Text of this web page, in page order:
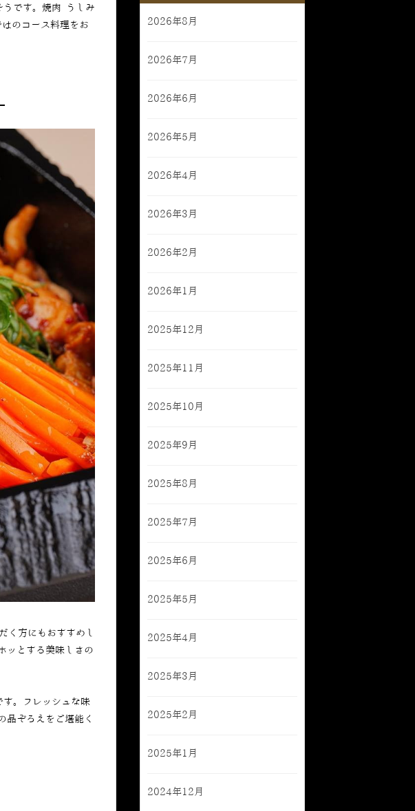
うです。焼肉 うしみ
のコース料理をお
く方にもおすすめし
ッとする美味しさの
。フレッシュな味
品ぞろえをご堪能く
2026年8月
2026年7月
2026年6月
2026年5月
2026年4月
2026年3月
2026年2月
2026年1月
2025年12月
2025年11月
2025年10月
2025年9月
2025年8月
2025年7月
2025年6月
2025年5月
2025年4月
2025年3月
2025年2月
2025年1月
2024年12月